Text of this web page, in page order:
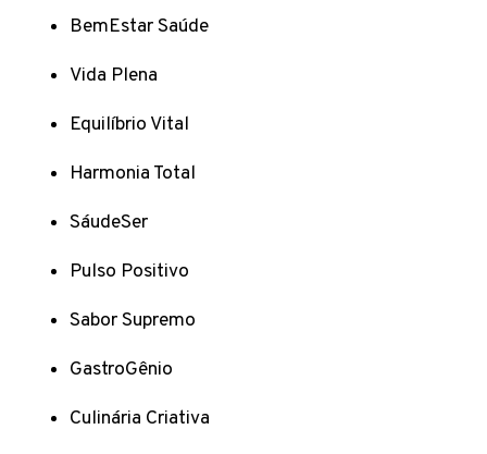
BemEstar Saúde
Vida Plena
Equilíbrio Vital
Harmonia Total
SáudeSer
Pulso Positivo
Sabor Supremo
GastroGênio
Culinária Criativa